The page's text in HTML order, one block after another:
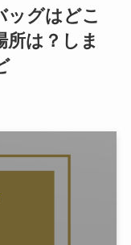
ッグはどこ
所は？しま